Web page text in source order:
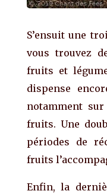
S’ensuit une
vous trouvez
fruits et
dispense
notamment
fruits. Une
périodes de
fruits
Enfin, la